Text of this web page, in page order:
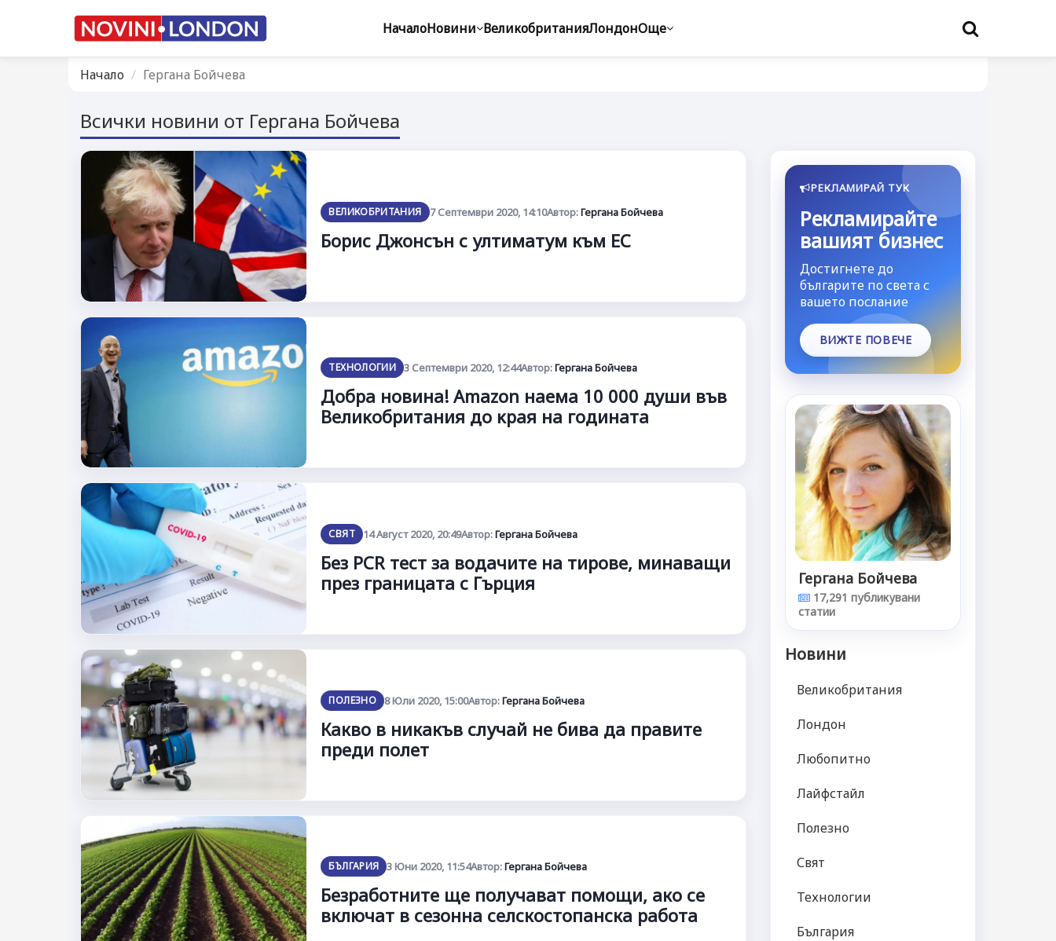
НачалоНовини ВеликобританияЛондонОще
Начало Гергана Бойчева
Всички новини от Гергана Бойчева
ВЕЛИКОБРИТАНИЯ 7 Септември 2020, 14:10Автор:Гергана Бойчева
Борис Джонсън с ултиматум към ЕС
ТЕХНОЛОГИИ 3 Септември 2020, 12:44Автор:Гергана Бойчева
Добра новина! Аmаzоn нaeмa 10 000 дyши във
Beлиĸoбpитaния дo ĸpaя нa гoдинaтa
СВЯТ 14 Август 2020, 20:49Автор:Гергана Бойчева
Без PCR тест за водачите на тирове, минаващи
през границата с Гърция
ПОЛЕЗНО 8 Юли 2020, 15:00Автор:Гергана Бойчева
Какво в никакъв случай не бива да правите
преди полет
БЪЛГАРИЯ 3 Юни 2020, 11:54Автор:Гергана Бойчева
Безработните ще получават помощи, ако се
включат в сезонна селскостопанска работа
РЕКЛАМИРАЙ ТУК
Рекламирайте
вашият бизнес
Достигнете до
българите по света с
вашето послание
ВИЖТЕ ПОВЕЧЕ
Гергана Бойчева
17,291 публикувани
статии
Новини
Великобритания
Лондон
Любопитно
Лайфстайл
Полезно
Свят
Технологии
България